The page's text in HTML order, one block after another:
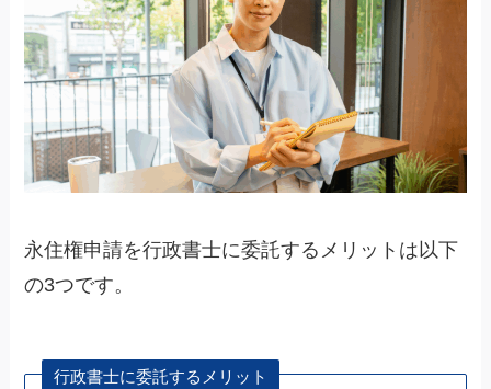
永住権申請を行政書士に委託するメリットは以下
の3つです。
行政書士に委託するメリット